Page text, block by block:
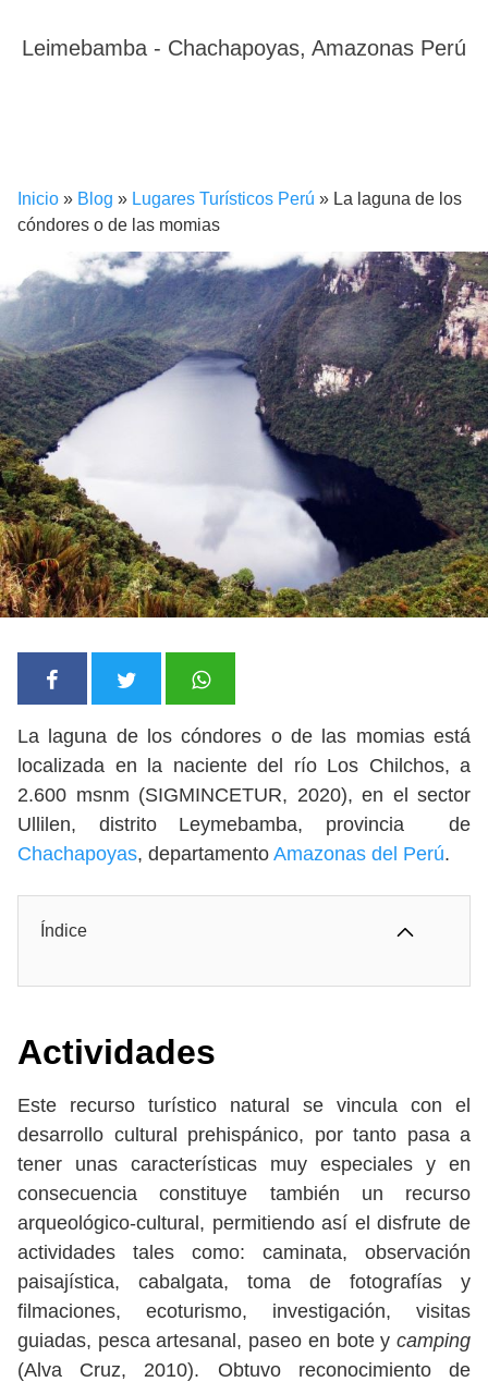
Leimebamba - Chachapoyas, Amazonas Perú
Inicio » Blog » Lugares Turísticos Perú » La laguna de los
cóndores o de las momias
La laguna de los cóndores o de las momias está
localizada en la naciente del río Los Chilchos, a
2.600 msnm (SIGMINCETUR, 2020), en el sector
Ullilen, distrito Leymebamba, provincia de
Chachapoyas, departamento Amazonas del Perú.
Índice
Actividades
Este recurso turístico natural se vincula con el
desarrollo cultural prehispánico, por tanto pasa a
tener unas características muy especiales y en
consecuencia constituye también un recurso
arqueológico-cultural, permitiendo así el disfrute de
actividades tales como: caminata, observación
paisajística, cabalgata, toma de fotografías y
filmaciones, ecoturismo, investigación, visitas
guiadas, pesca artesanal, paseo en bote y camping
(Alva Cruz, 2010). Obtuvo reconocimiento de